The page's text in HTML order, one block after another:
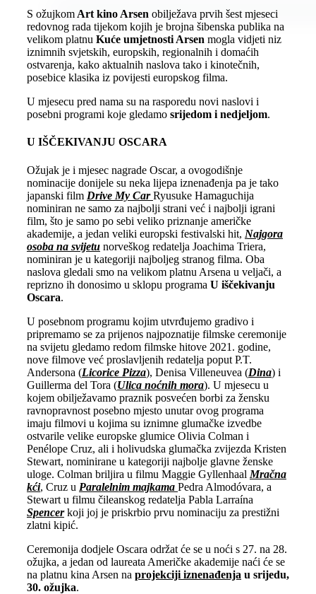
S ožujkomArt kino Arsen obilježava prvih šest mjeseci
redovnog rada tijekom kojih je brojna šibenska publika na
velikom platnu Kuće umjetnosti Arsen mogla vidjeti niz
iznimnih svjetskih, europskih, regionalnih i domaćih
ostvarenja, kako aktualnih naslova tako i kinotečnih,
posebice klasika iz povijesti europskog filma.
U mjesecu pred nama su na rasporedu novi naslovi i
posebni programi koje gledamo srijedom i nedjeljom.
U IŠČEKIVANJU OSCARA
Ožujak je i mjesec nagrade Oscar, a ovogodišnje
nominacije donijele su neka lijepa iznenađenja pa je tako
japanski film Drive My CarRyusuke Hamaguchija
nominiran ne samo za najbolji strani već i najbolji igrani
film, što je samo po sebi veliko priznanje američke
akademije, a jedan veliki europski festivalski hit, Najgora
osoba na svijetunorveškog redatelja Joachima Triera,
nominiran je u kategoriji najboljeg stranog filma. Oba
naslova gledali smo na velikom platnu Arsena u veljači, a
reprizno ih donosimo u sklopu programa U iščekivanju
Oscara.
U posebnom programu kojim utvrđujemo gradivo i
pripremamo se za prijenos najpoznatije filmske ceremonije
na svijetu gledamo redom filmske hitove 2021. godine,
nove filmove već proslavljenih redatelja poput P.T.
Andersona (Licorice Pizza), Denisa Villeneuvea (Dina) i
Guillerma del Tora (Ulica noćnih mora). U mjesecu u
kojem obilježavamo praznik posvećen borbi za žensku
ravnopravnost posebno mjesto unutar ovog programa
imaju filmovi u kojima su iznimne glumačke izvedbe
ostvarile velike europske glumice Olivia Colman i
Penélope Cruz, ali i holivudska glumačka zvijezda Kristen
Stewart, nominirane u kategoriji najbolje glavne ženske
uloge. Colman briljira u filmu Maggie Gyllenhaal Mračna
kći, Cruz u Paralelnim majkama Pedra Almodóvara, a
Stewart u filmu čileanskog redatelja Pabla Larraína
Spencerkoji joj je priskrbio prvu nominaciju za prestižni
zlatni kipić.
Ceremonija dodjele Oscara održat će se u noći s 27. na 28.
ožujka, a jedan od laureata Američke akademije naći će se
na platnu kina Arsen na projekciji iznenađenja u srijedu,
30. ožujka.